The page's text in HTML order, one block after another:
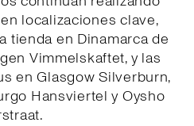
localizaciones clave,
tienda en Dinamarca de
Vimmelskaftet, y las
en Glasgow Silverburn,
Hansviertel y Oysho